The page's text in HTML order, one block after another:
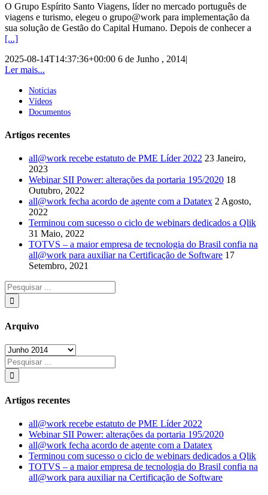
O Grupo Espírito Santo Viagens, líder no mercado português de
viagens e turismo, elegeu o grupo@work para implementação da
sua solução de Gestão do Capital Humano. Depois de conhecer a
[...]
2025-08-14T14:37:36+00:00 6 de Junho , 2014|
Ler mais...
Notícias
Vídeos
Documentos
Artigos recentes
all@work recebe estatuto de PME Líder 2022 23 Janeiro,
2023
Webinar SII Power: alterações da portaria 195/2020 18
Outubro, 2022
all@work fecha acordo de agente com a Datatex 2 Agosto,
2022
Terminou com sucesso o ciclo de webinars dedicados a Qlik
31 Maio, 2022
TOTVS – a maior empresa de tecnologia do Brasil confia na
all@work para auxiliar na Certificação de Software 17
Setembro, 2021
Arquivo
Arquivo
Artigos recentes
all@work recebe estatuto de PME Líder 2022
Webinar SII Power: alterações da portaria 195/2020
all@work fecha acordo de agente com a Datatex
Terminou com sucesso o ciclo de webinars dedicados a Qlik
TOTVS – a maior empresa de tecnologia do Brasil confia na
all@work para auxiliar na Certificação de Software